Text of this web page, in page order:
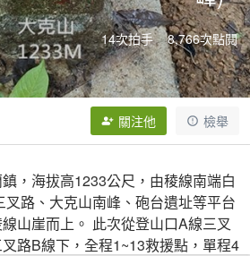
14次拍手 8,766次點閱
關注他 檢舉
，海拔高1233公尺，由稜線南端白
路、大克山南峰、砲台遺址等平台
線山崖而上。 此次從登山口A線三叉
叉路B線下，全程1~13救援點，單程4